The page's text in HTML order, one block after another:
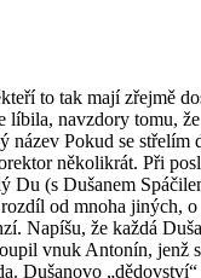
to tak mají zřejmě
líbila, navzdory tomu,
název Pokud se
několikrát. Při
Du (s Dušanem
od mnoha jiných,
Napíšu, že každá
vnuk Antonín, jenž
Dušanovo